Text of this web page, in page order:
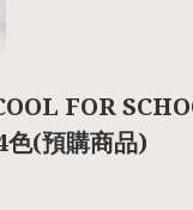
FOR
(預購商品)